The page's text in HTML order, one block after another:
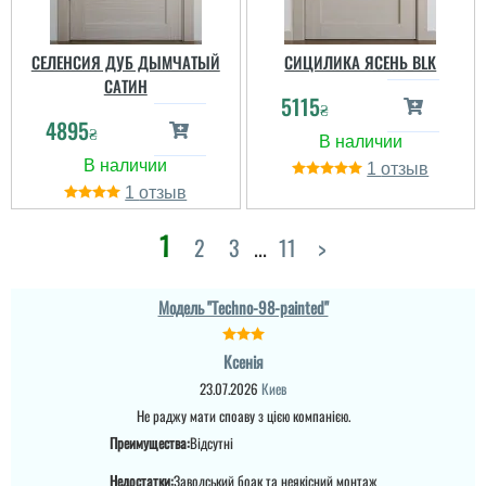
Єгор
плюс не дотягує по
Прикольний класичний
варіант міжкімнатки. По
СЕЛЕНСИЯ ДУБ ДЫМЧАТЫЙ
САТИН
4895₴
1
СИЦИЛИКА ЯСЕНЬ BLK
5115₴
1
1 2 3 ... 11 >
Модель "Techno-98-painted"
Ксенія
23.07.2026 Киев
Не раджу мати споаву з цією компанією.
Преимущества:Відсутні
Недостатки:Заводський боак та неякісний монтаж